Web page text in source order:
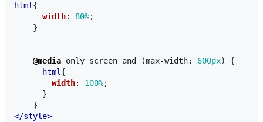
html {
width: 80%;
}
@media only screen and (max-width: 600px)
{
html {
width: 100%;
}
}
</style>